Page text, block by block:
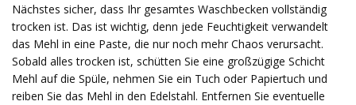
Nächstes sicher, dass Ihr gesamtes Waschbecken vollständig
trocken ist. Das ist wichtig, denn jede Feuchtigkeit verwandelt
das Mehl in eine Paste, die nur noch mehr Chaos verursacht.
Sobald alles trocken ist, schütten Sie eine großzügige Schicht
Mehl auf die Spüle, nehmen Sie ein Tuch oder Papiertuch und
reiben Sie das Mehl in den Edelstahl. Entfernen Sie eventuelle